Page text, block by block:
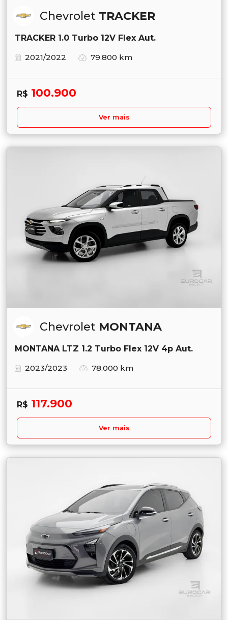
Chevrolet TRACKER
TRACKER 1.0 Turbo 12V Flex Aut.
2021/2022
79.800 km
R$ 100.900
Ver mais
Chevrolet MONTANA
MONTANA LTZ 1.2 Turbo Flex 12V 4p Aut.
2023/2023
78.000 km
R$ 117.900
Ver mais